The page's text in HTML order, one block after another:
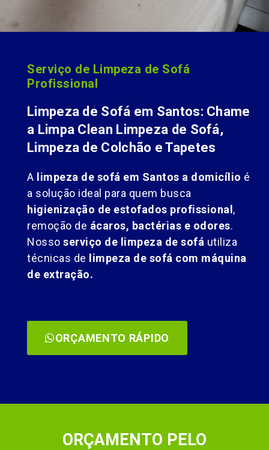
Serviço de Limpeza de Sofá
Profissional
Limpeza de Sofá em Santos: Chame
a Limpa Clean Limpeza de Sofá,
Limpeza de Colchão e Tapetes
A limpeza de sofá em Santos a domicílio é
a solução ideal para quem busca
higienização de estofados profissional,
remoção de ácaros, bactérias e odores.
Nosso serviço de limpeza de sofá utiliza
técnicas de limpeza de sofá com máquina
de extração.
ORÇAMENTO RÁPIDO
ORÇAMENTO PELO